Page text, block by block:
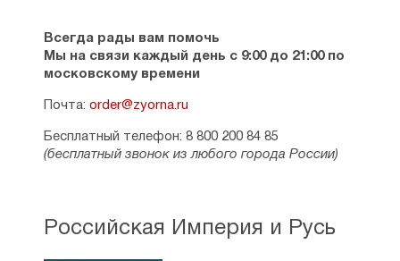
Всегда рады вам помочь
Мы на связи каждый день с 9:00 до 21:00 по
московскому времени
Почта: order@zyorna.ru
Бесплатный телефон: 8 800 200 84 85
(бесплатный звонок из любого города России)
Российская Империя и Русь